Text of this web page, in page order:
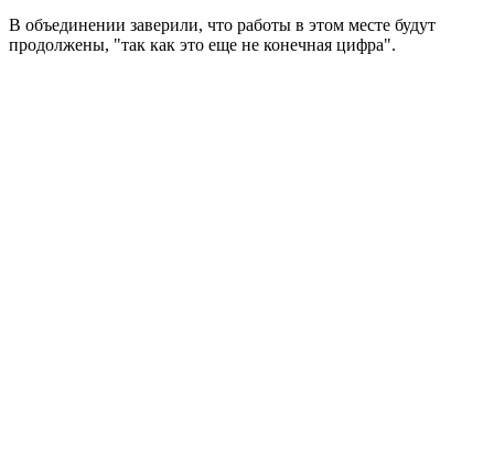
В объединении заверили, что работы в этом месте будут
продолжены, "так как это еще не конечная цифра".